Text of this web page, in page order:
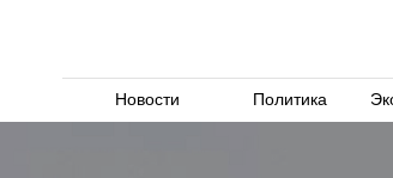
Новости Политика